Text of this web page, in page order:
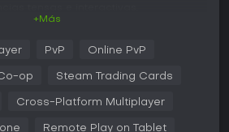
del gameplay gira en torno a los
para completar tareas mientras
en preparar la nave resolviendo
Impostors imitan estas acciones
+Más
PvP Online PvP
op Steam Trading Cards
Cross-Platform Multiplayer
Remote Play on Tablet